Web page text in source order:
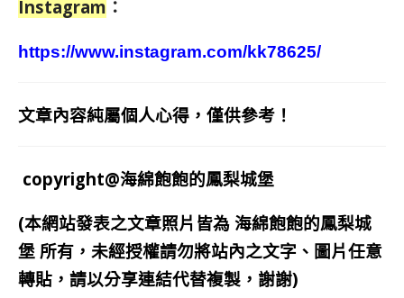
Instagram ：
https://www.instagram.com/kk78625/
文章內容純屬個人心得，僅供參考！
copyright@海綿飽飽的鳳梨城堡
(本網站發表之文章照片皆為 海綿飽飽的鳳梨城
堡 所有，未經授權請勿將站內之文字、圖片任意
轉貼，請以分享連結代替複製，謝謝)